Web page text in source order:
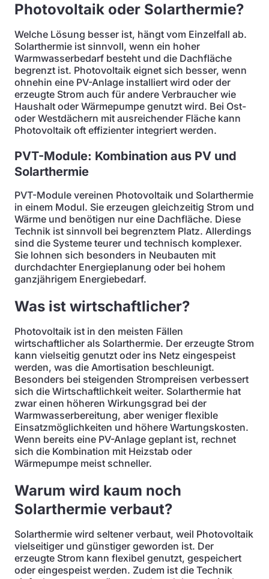
Photovoltaik oder Solarthermie?
Welche Lösung besser ist, hängt vom Einzelfall ab.
Solarthermie ist sinnvoll, wenn ein hoher
Warmwasserbedarf besteht und die Dachfläche
begrenzt ist. Photovoltaik eignet sich besser, wenn
ohnehin eine PV-Anlage installiert wird oder der
erzeugte Strom auch für andere Verbraucher wie
Haushalt oder Wärmepumpe genutzt wird. Bei Ost-
oder Westdächern mit ausreichender Fläche kann
Photovoltaik oft effizienter integriert werden.
PVT-Module: Kombination aus PV und
Solarthermie
PVT-Module vereinen Photovoltaik und Solarthermie
in einem Modul. Sie erzeugen gleichzeitig Strom und
Wärme und benötigen nur eine Dachfläche. Diese
Technik ist sinnvoll bei begrenztem Platz. Allerdings
sind die Systeme teurer und technisch komplexer.
Sie lohnen sich besonders in Neubauten mit
durchdachter Energieplanung oder bei hohem
ganzjährigem Energiebedarf.
Was ist wirtschaftlicher?
Photovoltaik ist in den meisten Fällen
wirtschaftlicher als Solarthermie. Der erzeugte Strom
kann vielseitig genutzt oder ins Netz eingespeist
werden, was die Amortisation beschleunigt.
Besonders bei steigenden Strompreisen verbessert
sich die Wirtschaftlichkeit weiter. Solarthermie hat
zwar einen höheren Wirkungsgrad bei der
Warmwasserbereitung, aber weniger flexible
Einsatzmöglichkeiten und höhere Wartungskosten.
Wenn bereits eine PV-Anlage geplant ist, rechnet
sich die Kombination mit Heizstab oder
Wärmepumpe meist schneller.
Warum wird kaum noch
Solarthermie verbaut?
Solarthermie wird seltener verbaut, weil Photovoltaik
vielseitiger und günstiger geworden ist. Der
erzeugte Strom kann flexibel genutzt, gespeichert
oder eingespeist werden. Zudem ist die Technik